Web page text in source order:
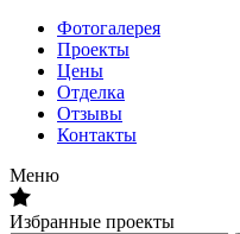
Фотогалерея
Проекты
Цены
Отделка
Отзывы
Контакты
Меню
Избранные проекты